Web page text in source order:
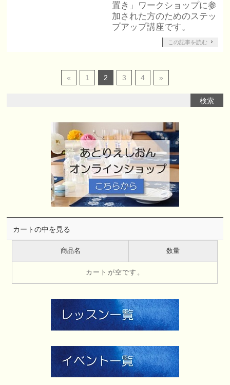
置き」ワークショップに参
加された方のためのステッ
プアップ講座です。
この記事を読む
« 1 2 3 4 »
カートの中を見る
商品名 数量
カートが空です。